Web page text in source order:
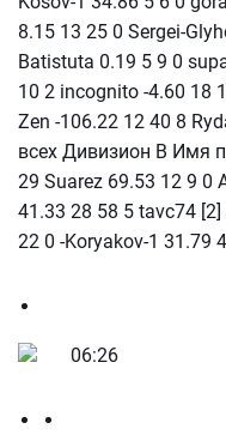
8.15 13 25 0 Sergei-
Batistuta 0.19 5 9 0
10 2 incognito -4.60 18
Zen -106.22 12 40 8
всех Дивизион В Имя
29 Suarez 69.53 12 9 0
41.33 28 58 5 tavc74
22 0 -Koryakov-1 31.79
06:26